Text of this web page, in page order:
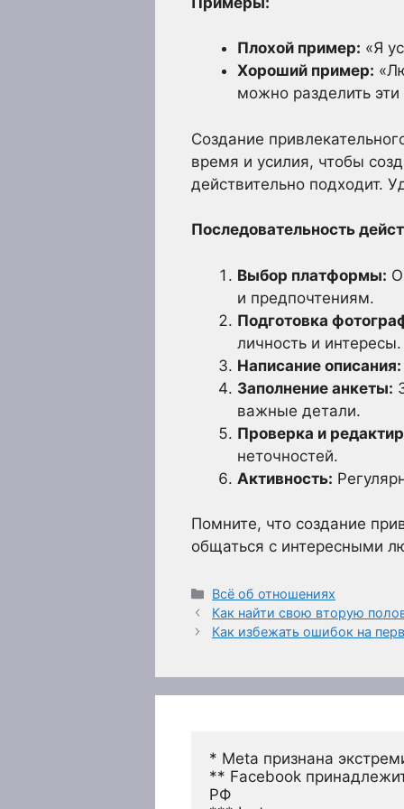
Плохой пример: «Я
Хороший пример:
можно разделить эти
Создание
время и усилия, чтобы
действительно подходит.
Последовательность
Выбор платформы:
и предпочтениям.
Подготовка
личность и интересы.
Написание описания:
Заполнение анкеты:
важные детали.
Проверка и
неточностей.
Активность:
Помните, что создание
общаться с интересными
Рубрики
Всё об отношениях
Как найти свою вторую
Как избежать ошибок на
* Meta признана
** Facebook
РФ